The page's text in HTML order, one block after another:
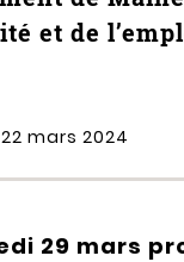
et de
mars 2024
29 mars